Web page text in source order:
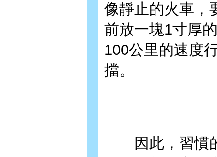
像靜止的火車，
前放一塊1寸厚
100公里的速度
擋。
因此，習慣的